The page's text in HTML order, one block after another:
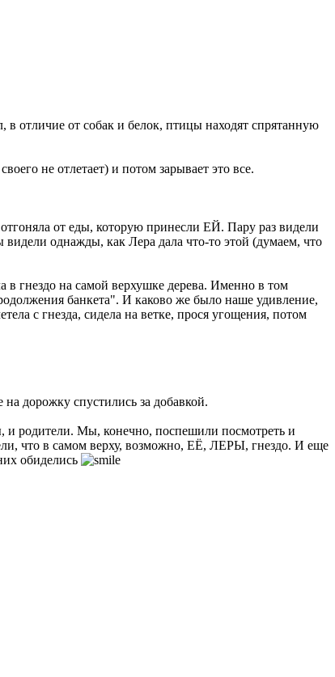
отличие от собак и белок, птицы находят спрятанную
не отлетает) и потом зарывает это все.
от еды, которую принесли ЕЙ. Пару раз видели
однажды, как Лера дала что-то этой (думаем, что
в гнездо на самой верхушке дерева. Именно в том
банкета". И каково же было наше удивление,
с гнезда, сидела на ветке, прося угощения, потом
на дорожку спустились за добавкой.
и родители. Мы, конечно, поспешили посмотреть и
что в самом верху, возможно, ЕЁ, ЛЕРЫ, гнездо. И еще
обиделись